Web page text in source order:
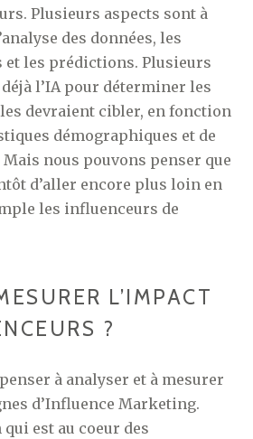
Plusieurs aspects sont à
des données, les
et les prédictions. Plusieurs
l’IA pour déterminer les
devraient cibler, en fonction
démographiques et de
nous pouvons penser que
d’aller encore plus loin en
les influenceurs de
L’IMPACT
?
à analyser et à mesurer
d’Influence Marketing.
qui est au coeur des